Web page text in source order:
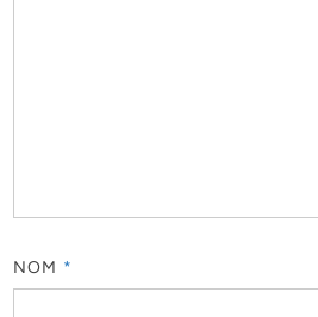
NOM *